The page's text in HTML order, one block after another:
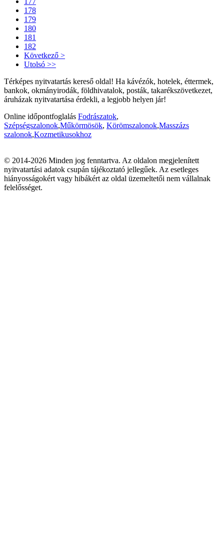
178
179
180
181
182
Következő >
Utolsó >>
Térképes nyitvatartás kereső oldal! Ha kávézók, hotelek, éttermek,
bankok, okmányirodák, földhivatalok, posták, takarékszövetkezet,
áruházak nyitvatartása érdekli, a legjobb helyen jár!
Online időpontfoglalás Fodrászatok,
Szépségszalonok,Műkörmösök, Körömszalonok,Masszázs
szalonok,Kozmetikusokhoz
© 2014-2026 Minden jog fenntartva. Az oldalon megjelenített
nyitvatartási adatok csupán tájékoztató jellegűek. Az esetleges
hiányosságokért vagy hibákért az oldal üzemeltetői nem vállalnak
felelősséget.